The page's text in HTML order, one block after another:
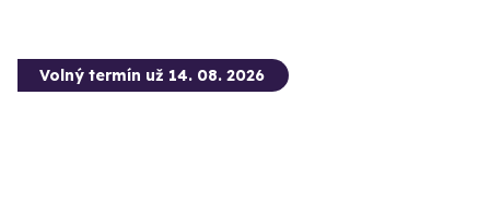
Volný termín už 14. 08. 2026